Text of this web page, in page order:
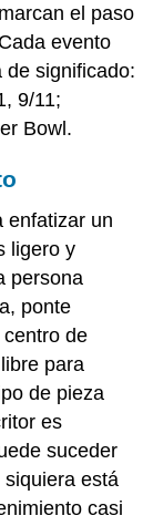
el paso
evento
de significado:
9/11;
Bowl.
enfatizar un
ligero y
persona
ponte
de
para
de pieza
es
suceder
siquiera está
casi